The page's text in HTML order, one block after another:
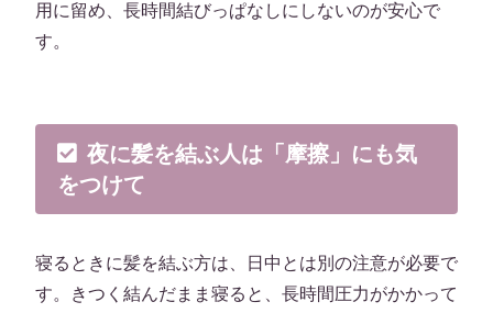
用に留め、長時間結びっぱなしにしないのが安心で
す。
夜に髪を結ぶ人は「摩擦」にも気
をつけて
寝るときに髪を結ぶ方は、日中とは別の注意が必要で
す。きつく結んだまま寝ると、長時間圧力がかかって